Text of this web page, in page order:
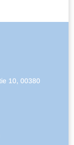
10, 00380